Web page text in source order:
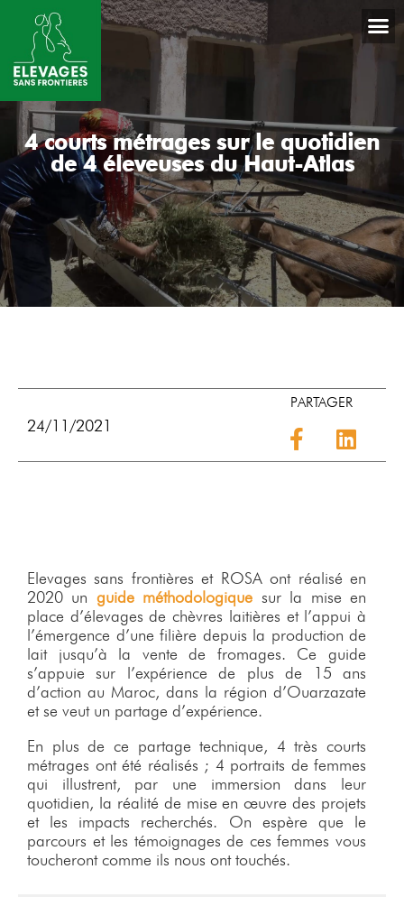
4 courts métrages sur le quotidien
de 4 éleveuses du Haut-Atlas
24/11/2021
PARTAGER
Elevages sans frontières et ROSA ont réalisé en
2020 un guide méthodologique sur la mise en
place d’élevages de chèvres laitières et l’appui à
l’émergence d’une filière depuis la production de
lait jusqu’à la vente de fromages. Ce guide
s’appuie sur l’expérience de plus de 15 ans
d’action au Maroc, dans la région d’Ouarzazate
et se veut un partage d’expérience.
En plus de ce partage technique, 4 très courts
métrages ont été réalisés ; 4 portraits de femmes
qui illustrent, par une immersion dans leur
quotidien, la réalité de mise en œuvre des projets
et les impacts recherchés. On espère que le
parcours et les témoignages de ces femmes vous
toucheront comme ils nous ont touchés.